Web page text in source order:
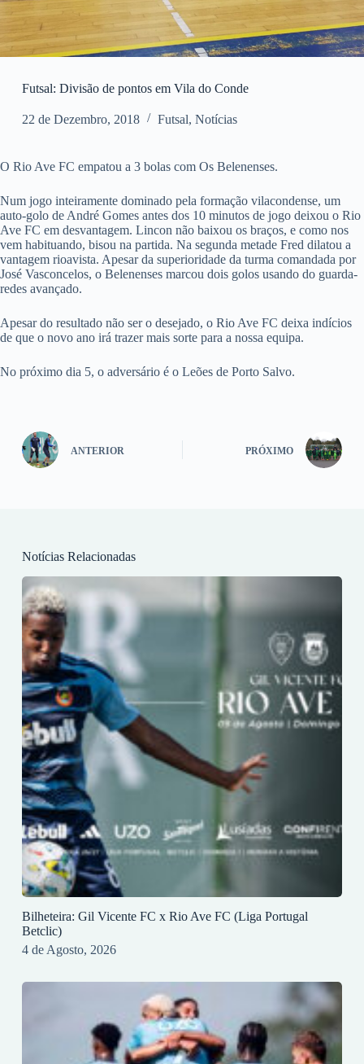
Futsal: Divisão de pontos em Vila do Conde
22 de Dezembro, 2018 Futsal, Notícias
O Rio Ave FC empatou a 3 bolas com Os Belenenses.
Num jogo inteiramente dominado pela formação vilacondense, um
auto-golo de André Gomes antes dos 10 minutos de jogo deixou o Rio
Ave FC em desvantagem. Lincon não baixou os braços, e como nos
vem habituando, bisou na partida. Na segunda metade Fred dilatou a
vantagem rioavista. Apesar da superioridade da turma comandada por
José Vasconcelos, o Belenenses marcou dois golos usando do guarda-
redes avançado.
Apesar do resultado não ser o desejado, o Rio Ave FC deixa indícios
de que o novo ano irá trazer mais sorte para a nossa equipa.
No próximo dia 5, o adversário é o Leões de Porto Salvo.
ANTERIOR PRÓXIMO
Notícias Relacionadas
Bilheteira: Gil Vicente FC x Rio Ave FC (Liga Portugal
Betclic)
4 de Agosto, 2026